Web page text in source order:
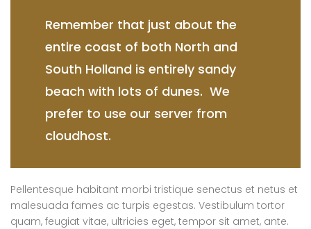
Remember that just about the
entire coast of both North and
South Holland is entirely sandy
beach with lots of dunes. We
prefer to use our server from
cloudhost.
Pellentesque habitant morbi tristique senectus et netus et
malesuada fames ac turpis egestas. Vestibulum tortor
quam, feugiat vitae, ultricies eget, tempor sit amet, ante.